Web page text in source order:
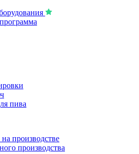
пива
производстве
производства